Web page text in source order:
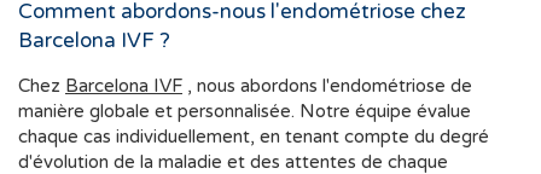
Comment abordons-nous l'endométriose chez
Barcelona IVF ?
Chez Barcelona IVF , nous abordons l'endométriose de
manière globale et personnalisée. Notre équipe évalue
chaque cas individuellement, en tenant compte du degré
d'évolution de la maladie et des attentes de chaque